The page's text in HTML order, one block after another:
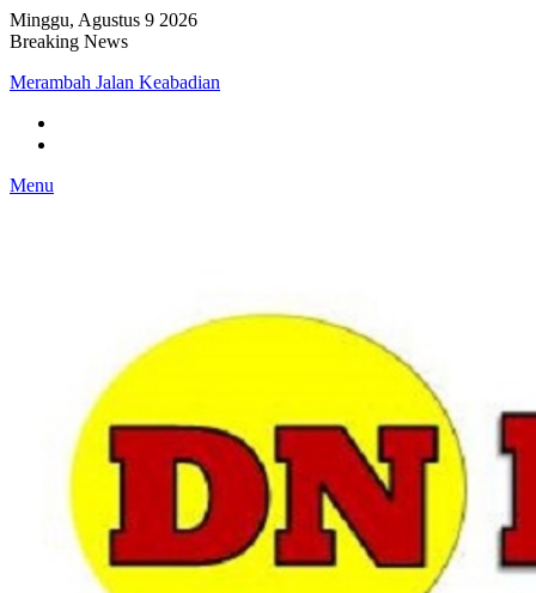
Minggu, Agustus 9 2026
Breaking News
Merambah Jalan Keabadian
Menu